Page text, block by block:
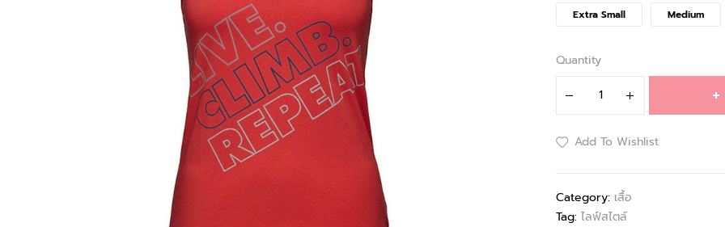
Extra Small Medium
Quantity
Add To Wishlist
Category: เสื้อ
Tag: ไลฟ์สไตล์